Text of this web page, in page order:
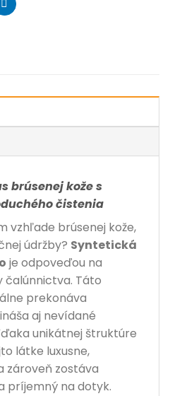
brúsenej kože s
čistenia
vzhľade brúsenej kože,
údržby? Syntetická
je odpoveďou na
čalúnnictva. Táto
prekonáva
aj nevídané
unikátnej štruktúre
látke luxusne,
zároveň zostáva
príjemný na dotyk.